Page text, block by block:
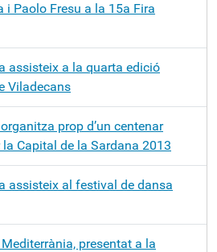
i Paolo Fresu a la 15a Fira
assisteix a la quarta edició
Viladecans
prop d’un centenar
la Capital de la Sardana 2013
assisteix al festival de dansa
presentat a la